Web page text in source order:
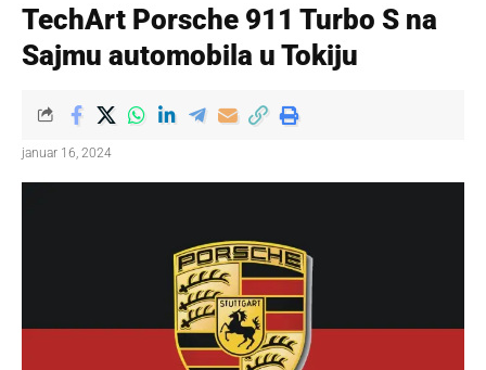
TechArt Porsche 911 Turbo S na
Sajmu automobila u Tokiju
januar 16, 2024